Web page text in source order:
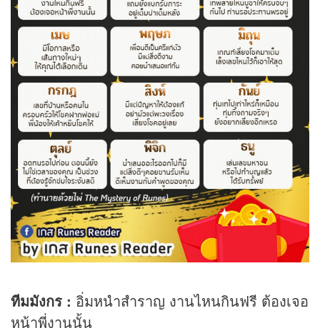
ทีมมังกร : อิ่มหนำสำราญ งานไหนกินฟรี ต้องเจอ
หน้าพี่งานนั้น